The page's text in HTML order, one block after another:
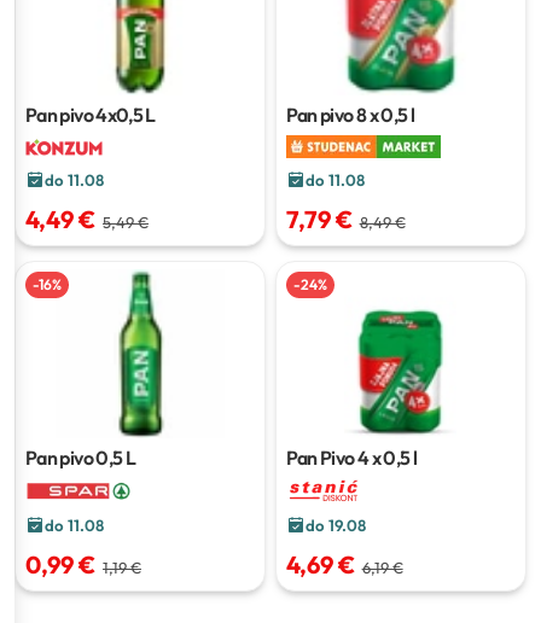
Pan pivo4x0,5 L
do 11.08
4,49 € 5,49 €
Pan pivo8 x 0,5 l
do 11.08
7,79 € 8,49 €
-16%
Pan pivo0,5 L
do 11.08
0,99 € 1,19 €
-24%
Pan Pivo4 x 0,5 l
do 19.08
4,69 € 6,19 €